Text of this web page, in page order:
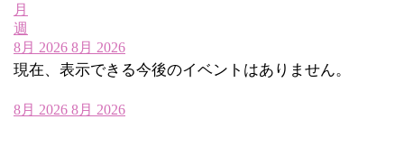
月
週
8月 2026 8月 2026
現在、表示できる今後のイベントはありません。
8月 2026 8月 2026